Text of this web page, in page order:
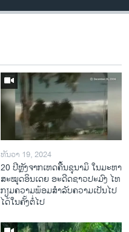
ທັນວາ 19, 2024
20 ປີຫຼັງ​ຈາກ​ເຫດ​ຄື້ນ​ຊຸ​ນາ​ມິ ໃນ​ມະ​ຫາ​
ສະ​ໝຸດ​ອິນ​ເດຍ ອະ​ດີດ​ຊາວ​ປະ​ມົງ ໄທ
ກຽມ​ຄວາມ​ພ້ອມ​ສຳ​ລັບ​ຄວາມ​ເປັນ​ໄປ​
ໄດ້​ໃນ​ຄັ້ງ​ຕໍ່​ໄປ